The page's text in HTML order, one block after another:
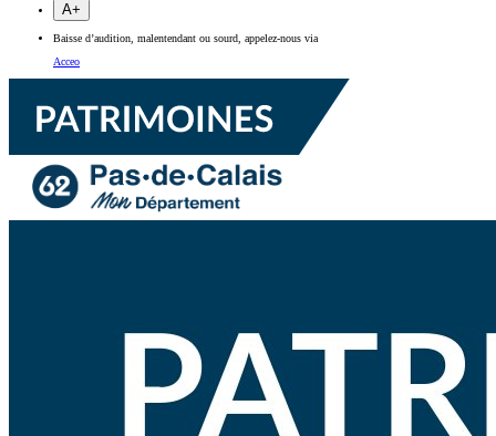
A+
Baisse d’audition, malentendant ou sourd, appelez-nous via
Acceo